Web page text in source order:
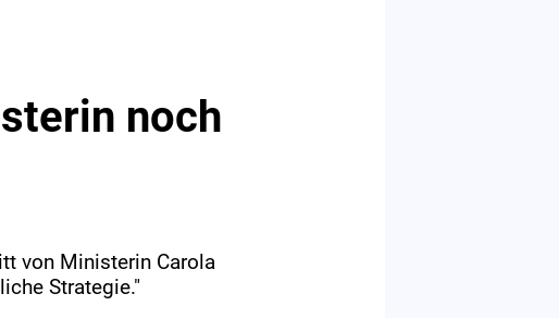
noch
von Ministerin Carola
Strategie."